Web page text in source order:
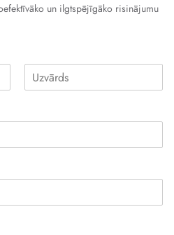
un ilgtspējīgāko risinājumu
Last